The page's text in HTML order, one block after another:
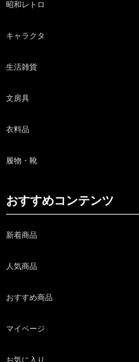
昭和レトロ
キャラクタ
生活雑貨
文房具
衣料品
履物・靴
おすすめコンテンツ
新着商品
人気商品
おすすめ商品
マイページ
お気に入り